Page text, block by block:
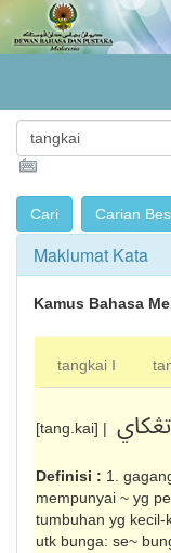
Maklumat Kata
Kamus Bahasa
tangkai I
[tang.kai] | تڠکاي
Definisi : 1.
mempunyai ~ yg
tumbuhan yg kecil-
utk bunga: se~